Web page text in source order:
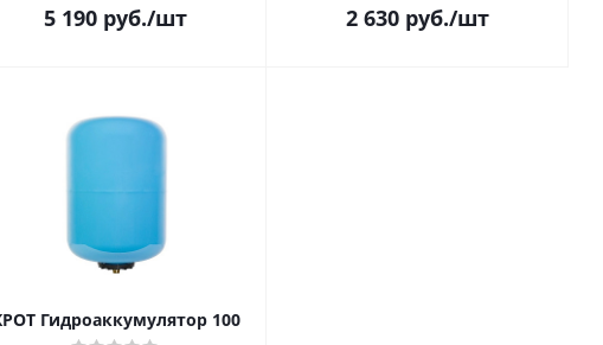
5 190 руб./шт 2 630 руб./шт
Гидроаккумулятор 100